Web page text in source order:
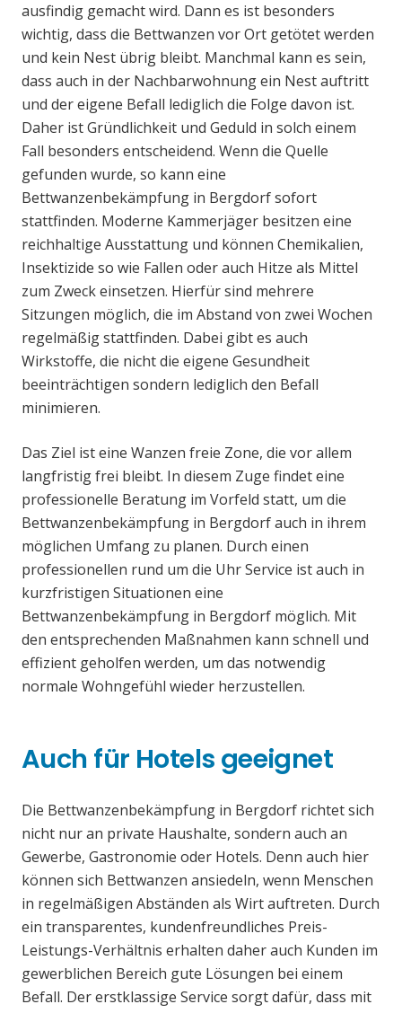
ausfindig gemacht wird. Dann es ist besonders
wichtig, dass die Bettwanzen vor Ort getötet werden
und kein Nest übrig bleibt. Manchmal kann es sein,
dass auch in der Nachbarwohnung ein Nest auftritt
und der eigene Befall lediglich die Folge davon ist.
Daher ist Gründlichkeit und Geduld in solch einem
Fall besonders entscheidend. Wenn die Quelle
gefunden wurde, so kann eine
Bettwanzenbekämpfung in Bergdorf sofort
stattfinden. Moderne Kammerjäger besitzen eine
reichhaltige Ausstattung und können Chemikalien,
Insektizide so wie Fallen oder auch Hitze als Mittel
zum Zweck einsetzen. Hierfür sind mehrere
Sitzungen möglich, die im Abstand von zwei Wochen
regelmäßig stattfinden. Dabei gibt es auch
Wirkstoffe, die nicht die eigene Gesundheit
beeinträchtigen sondern lediglich den Befall
minimieren.
Das Ziel ist eine Wanzen freie Zone, die vor allem
langfristig frei bleibt. In diesem Zuge findet eine
professionelle Beratung im Vorfeld statt, um die
Bettwanzenbekämpfung in Bergdorf auch in ihrem
möglichen Umfang zu planen. Durch einen
professionellen rund um die Uhr Service ist auch in
kurzfristigen Situationen eine
Bettwanzenbekämpfung in Bergdorf möglich. Mit
den entsprechenden Maßnahmen kann schnell und
effizient geholfen werden, um das notwendig
normale Wohngefühl wieder herzustellen.
Auch für Hotels geeignet
Die Bettwanzenbekämpfung in Bergdorf richtet sich
nicht nur an private Haushalte, sondern auch an
Gewerbe, Gastronomie oder Hotels. Denn auch hier
können sich Bettwanzen ansiedeln, wenn Menschen
in regelmäßigen Abständen als Wirt auftreten. Durch
ein transparentes, kundenfreundliches Preis-
Leistungs-Verhältnis erhalten daher auch Kunden im
gewerblichen Bereich gute Lösungen bei einem
Befall. Der erstklassige Service sorgt dafür, dass mit